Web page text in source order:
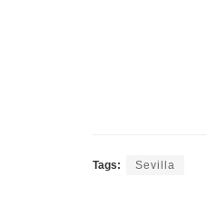
Tags: Sevilla